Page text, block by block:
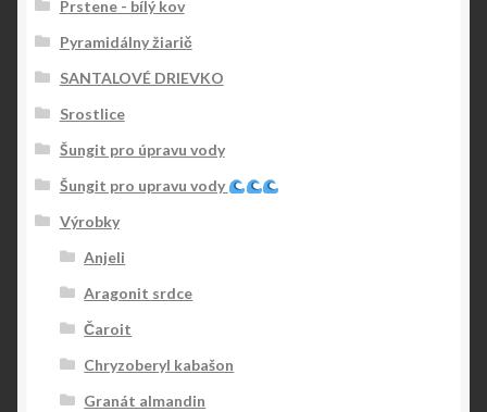
Prstene - bílý kov
Pyramidálny žiarič
SANTALOVÉ DRIEVKO
Srostlice
Šungit pro úpravu vody
Šungit pro upravu vody
Výrobky
Anjeli
Aragonit srdce
Čaroit
Chryzoberyl kabašon
Granát almandin